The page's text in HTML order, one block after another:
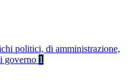
politici, di amministrazione,
governo 1